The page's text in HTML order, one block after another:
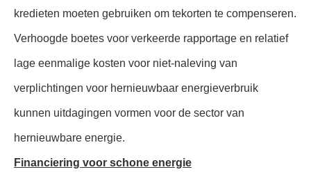
kredieten moeten gebruiken om tekorten te compenseren.
Verhoogde boetes voor verkeerde rapportage en relatief
lage eenmalige kosten voor niet-naleving van
verplichtingen voor hernieuwbaar energieverbruik
kunnen uitdagingen vormen voor de sector van
hernieuwbare energie.
Financiering voor schone energie